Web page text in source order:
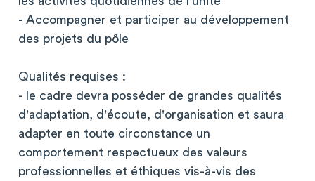
- Accompagner et participer au développement
des projets du pôle
Qualités requises :
- le cadre devra posséder de grandes qualités
d'adaptation, d'écoute, d'organisation et saura
adapter en toute circonstance un
comportement respectueux des valeurs
professionnelles et éthiques vis-à-vis des